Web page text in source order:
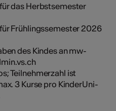
das Herbstsemester
Frühlingssemester 2026
des Kindes an mw-
Teilnehmerzahl ist
3 Kurse pro KinderUni-